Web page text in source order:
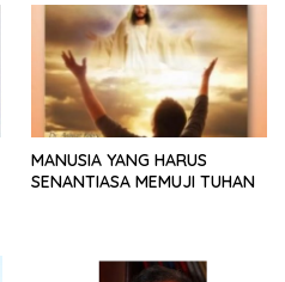
MANUSIA YANG HARUS
SENANTIASA MEMUJI TUHAN